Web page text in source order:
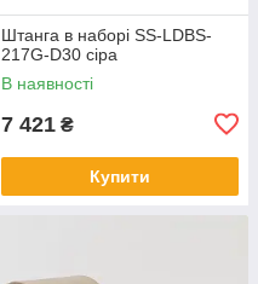
Штанга в наборі SS-LDBS-
217G-D30 сіра
В наявності
7 421 ₴
Купити